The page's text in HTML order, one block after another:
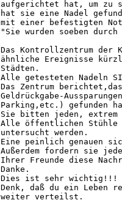
aufgerichtet hat, um zu
hat sie eine Nadel
mit einer befestigten
"Sie wurden soeben
Das Kontrollzentrum der
ähnliche Ereignisse
Städten.
Alle getesteten Nadeln
Das Zentrum
Geldrückgabe-
Parking,etc.) gefunden
Sie bitten jeden,
Alle öffentlichen Stühle
untersucht werden.
Eine peinlich genauen
Außerdem fordern sie
Ihrer Freunde diese
Danke.
Dies ist sehr wichtig!!!
Denk, daß du ein Leben
weiter verteilst.